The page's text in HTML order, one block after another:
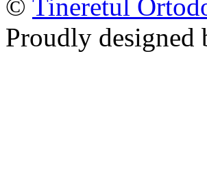
© Tineretul
Proudly designed